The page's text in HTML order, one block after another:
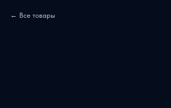
Все товары